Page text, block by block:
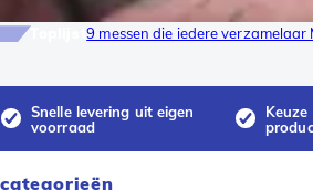
Toplijst9 messen die iedere verzamelaar
Snelle levering uit eigen
voorraad
categorieën